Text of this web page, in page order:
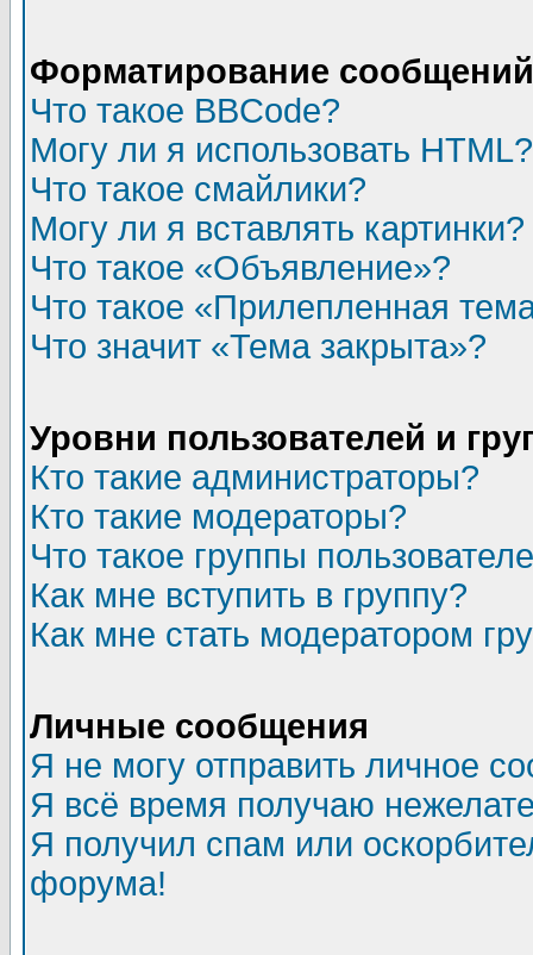
Форматирование
Что такое BBCode?
Могу ли я использовать HTML?
Что такое смайлики?
Могу ли я вставлять картинки?
Что такое «Объявление»?
Что такое «Прилепленная
Что значит «Тема закрыта»?
Уровни пользователей и
Кто такие администраторы?
Кто такие модераторы?
Что такое группы
Как мне вступить в группу?
Как мне стать модератором
Личные сообщения
Я не могу отправить личное
Я всё время получаю
Я получил спам или
форума!